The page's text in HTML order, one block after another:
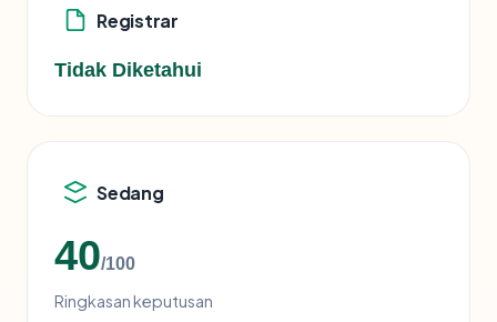
Registrar
Tidak Diketahui
Sedang
40/100
Ringkasan keputusan